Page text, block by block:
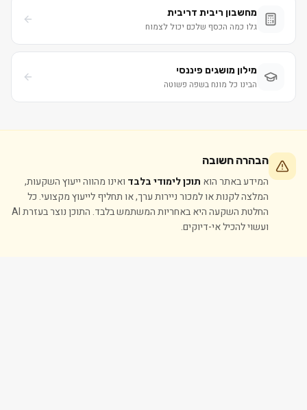
מחשבון ריבית דריבית
גלו כמה הכסף שלכם יכול לצמוח
מילון מושגים פיננסי
הבינו כל מונח בשפה פשוטה
הבהרה חשובה
המידע באתר הוא תוכן לימודי בלבד ואינו מהווה ייעוץ השקעות,
המלצה לקנות או למכור ניירות ערך, או תחליף לייעוץ מקצועי. כל
החלטת השקעה היא באחריות המשתמש בלבד. התוכן נוצר בעזרת AI
ועשוי להכיל אי-דיוקים.